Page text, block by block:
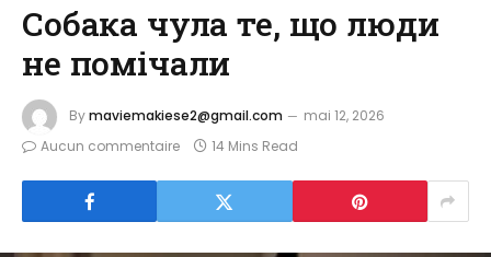
Собака чула те, що люди
не помічали
Bymaviemakiese2@gmail.com
mai 12, 2026
Aucun commentaire
14 Mins Read